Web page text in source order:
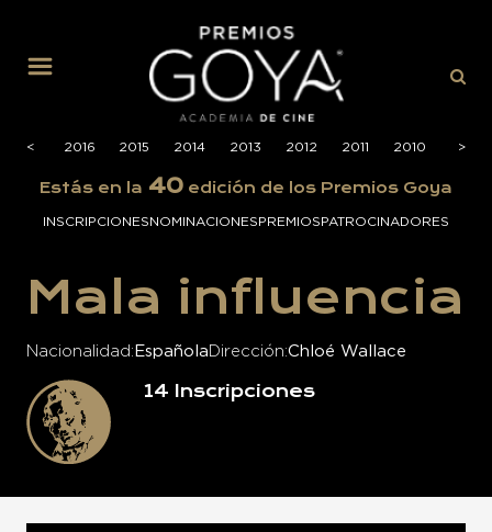
<
2017 2016 2015 2014 2013 2012 2011 2010 2009
>
Estás en la 40 edición de los Premios Goya
INSCRIPCIONESNOMINACIONESPREMIOSPATROCINADORES
Mala influencia
Nacionalidad Española Dirección Chloé Wallace
14 Inscripciones